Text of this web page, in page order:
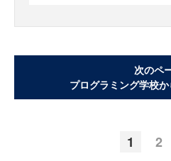
次のペ
プログラミング学校
1 2